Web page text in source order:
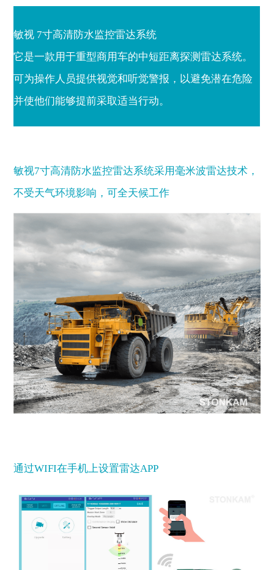
敏视 7寸高清防水监控雷达系统
它是一款用于重型商用车的中短距离探测雷达系统。
可为操作人员提供视觉和听觉警报，以避免潜在危险
并使他们能够提前采取适当行动。
敏视7寸高清防水监控雷达系统采用毫米波雷达技术，
不受天气环境影响，可全天候工作
通过WIFI在手机上设置雷达APP